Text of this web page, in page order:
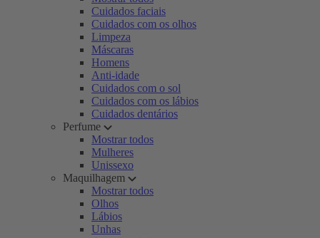
Cuidados faciais
Cuidados com os olhos
Limpeza
Máscaras
Homens
Anti-idade
Cuidados com o sol
Cuidados com os lábios
Cuidados dentários
Perfume
Mostrar todos
Mulheres
Unissexo
Maquilhagem
Mostrar todos
Olhos
Lábios
Unhas